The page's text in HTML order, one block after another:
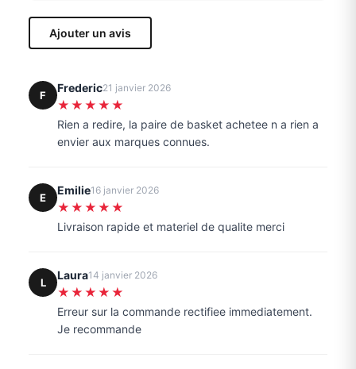
Ajouter un avis
F
Frederic21 janvier 2026
★★★★★
Rien a redire, la paire de basket achetee n a rien a
envier aux marques connues.
E
Emilie16 janvier 2026
★★★★★
Livraison rapide et materiel de qualite merci
L
Laura14 janvier 2026
★★★★★
Erreur sur la commande rectifiee immediatement.
Je recommande